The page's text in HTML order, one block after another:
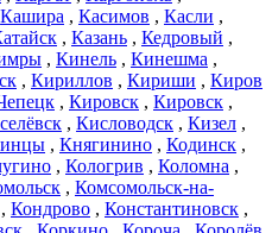
Кашира , Касимов , Касли ,
, Казань , Кедровый ,
, Кинель , Кинешма ,
, Кириллов , Кириши , Киров
, Кировск , Кировск ,
, Кисловодск , Кизел ,
, Княгинино , Кодинск ,
, Кологрив , Коломна ,
, Комсомольск-на-
, Кондрово , Константиновск ,